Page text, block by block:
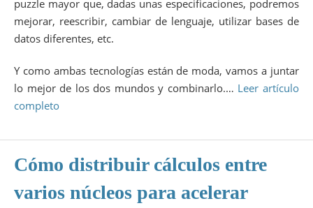
puzzle mayor que, dadas unas especificaciones, podremos
mejorar, reescribir, cambiar de lenguaje, utilizar bases de
datos diferentes, etc.
Y como ambas tecnologías están de moda, vamos a juntar
lo mejor de los dos mundos y combinarlo.… Leer artículo
completo
Cómo distribuir cálculos entre
varios núcleos para acelerar